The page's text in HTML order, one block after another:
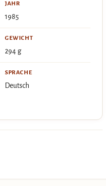
JAHR
1985
GEWICHT
294 g
SPRACHE
Deutsch